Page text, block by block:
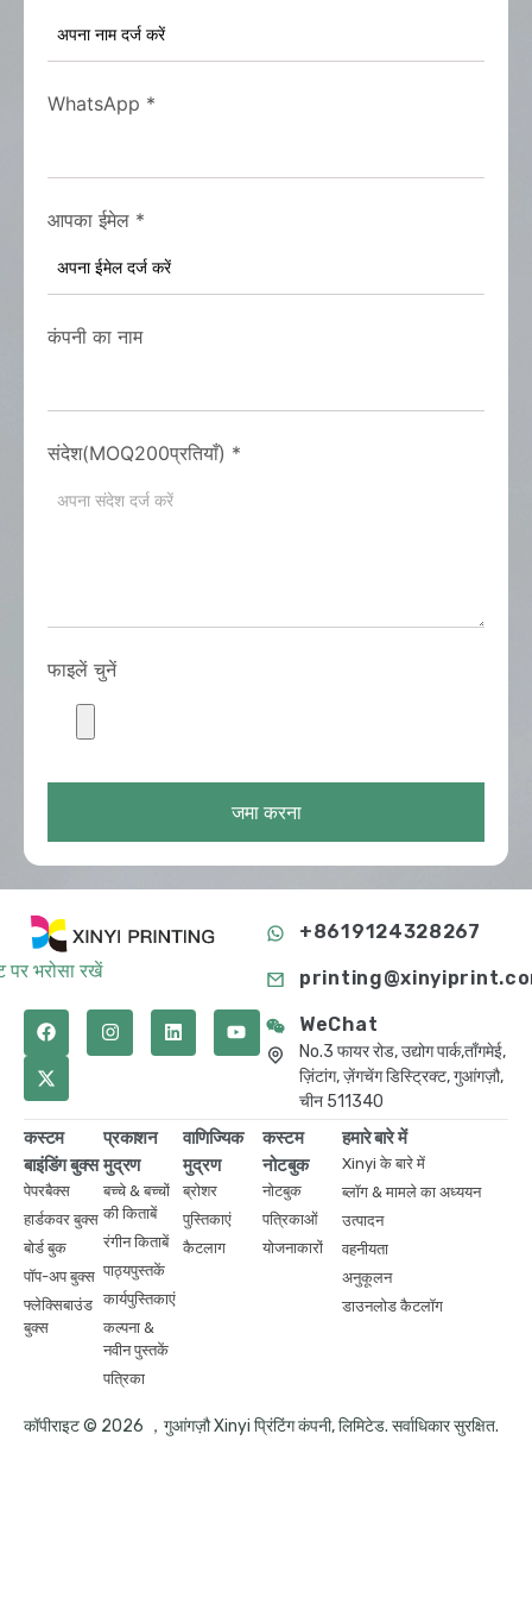
WhatsApp *
आपका ईमेल *
कंपनी का नाम
संदेश(MOQ200प्रतियाँ) *
फाइलें चुनें
जमा करना
पर भरोसा रखें
+8619124328267
WeChat
No.3 फायर रोड, उद्योग पार्क,ताँगमेई,
ज़िंटांग, ज़ेंगचेंग डिस्ट्रिक्ट, गुआंगज़ौ,
चीन 511340
कस्टम
बाइंडिंग बुक्स
पेपरबैक्स
हार्डकवर बुक्स
बोर्ड बुक
पॉप-अप बुक्स
फ्लेक्सिबाउंड
बुक्स
प्रकाशन
मुद्रण
बच्चे & बच्चों
की किताबें
रंगीन किताबें
पाठ्यपुस्तकें
कार्यपुस्तिकाएं
कल्पना &
नवीन पुस्तकें
पत्रिका
वाणिज्यिक
मुद्रण
ब्रोशर
पुस्तिकाएं
कैटलाग
कस्टम
नोटबुक
नोटबुक
पत्रिकाओं
योजनाकारों
हमारे बारे में
Xinyi के बारे में
ब्लॉग & मामले का अध्ययन
उत्पादन
वहनीयता
अनुकूलन
डाउनलोड कैटलॉग
कॉपीराइट © 2026 ，गुआंगज़ौ Xinyi प्रिंटिंग कंपनी, लिमिटेड. सर्वाधिकार सुरक्षित.